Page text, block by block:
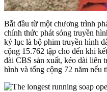
Bắt đầu từ một chương trình
chính thức phát sóng truyền
kỷ lục là bộ phim truyền hình
cộng 15.762 tập cho đến khi
đài CBS sản xuất, kéo dài liên
hình và tổng cộng 72 năm nếu